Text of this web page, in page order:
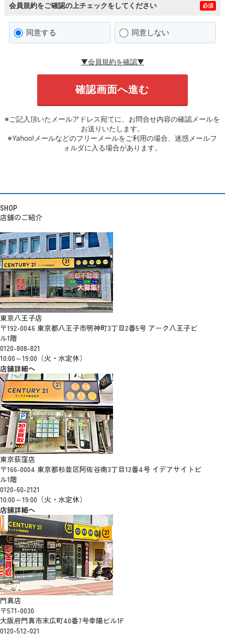
会員規約をご確認の上チェックをしてください 必須
同意する 同意しない
▼会員規約を確認▼
※ご記入頂いたメールアドレス宛てに、お問合せ内容の確認メールを
お送りいたします。
※Yahoo!メールなどのフリーメールをご利用の場合、迷惑メールフ
ォルダに入る場合があります。
SHOP
店舗のご紹介
東京八王子店
〒192-0046 東京都八王子市明神町3丁目2番5号 アーク八王子ビ
ル1階
0120-808-821
10:00～19:00（火・水定休）
店舗詳細へ
東京荻窪店
〒166-0004 東京都杉並区阿佐谷南3丁目12番4号 イデアサイトビ
ル1階
0120-60-2121
10:00～19:00（火・水定休）
店舗詳細へ
門真店
〒571-0030
大阪府門真市末広町40番7号幸陽ビル1F
0120-512-021